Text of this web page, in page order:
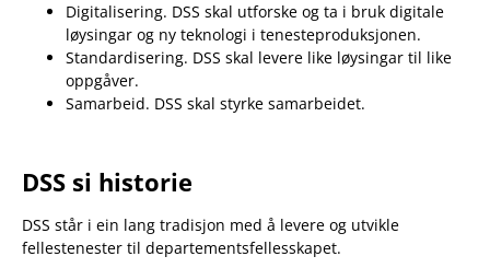
Digitalisering. DSS skal utforske og ta i bruk digitale
løysingar og ny teknologi i tenesteproduksjonen.
Standardisering. DSS skal levere like løysingar til like
oppgåver.
Samarbeid. DSS skal styrke samarbeidet.
DSS si historie
DSS står i ein lang tradisjon med å levere og utvikle
fellestenester til departementsfellesskapet.